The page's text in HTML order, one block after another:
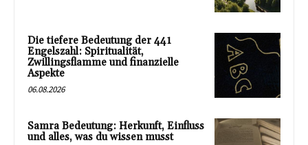
Die tiefere Bedeutung der 441
Engelszahl: Spiritualität,
Zwillingsflamme und finanzielle
Aspekte
06.08.2026
Samra Bedeutung: Herkunft, Einfluss
und alles, was du wissen musst